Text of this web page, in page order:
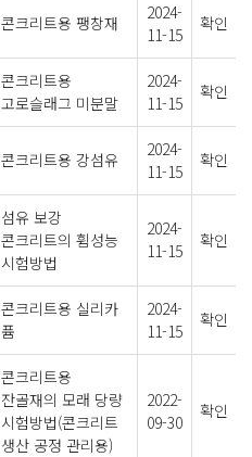
콘크리트용 팽창재
2024-
11-15
확인
콘크리트용
고로슬래그 미분말
2024-
11-15
확인
콘크리트용 강섬유
2024-
11-15
확인
섬유 보강
콘크리트의 휨성능
시험방법
2024-
11-15
확인
콘크리트용 실리카
퓸
2024-
11-15
확인
콘크리트용
잔골재의 모래 당량
시험방법(콘크리트
생산 공정 관리용)
2022-
09-30
확인